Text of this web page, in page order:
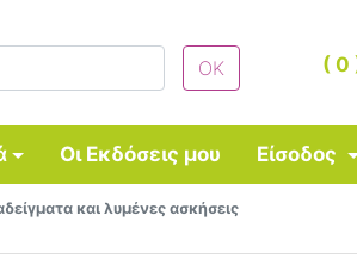
(0
Οι Εκδόσεις μου Είσοδος
και λυμένες ασκήσεις